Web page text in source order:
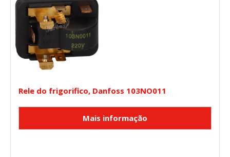
Rele do frigorifico, Danfoss 103NO011